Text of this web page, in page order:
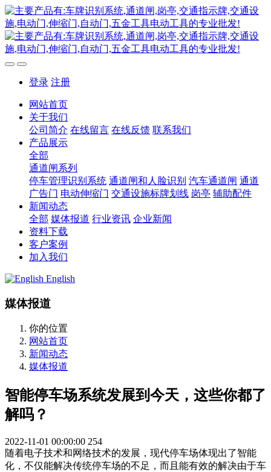
登录 注册
网站首页
关于我们
公司简介 在线留言 在线反馈 联系我们
产品展示
全部
通道闸系列
停车管理识别系统 通道闸和人脸识别 汽车通道闸 通道
广告门 电动伸缩门 交通设施标牌划线 岗亭 辅助配件
新闻动态
全部 媒体报道 行业资讯 企业新闻
资料下载
客户案例
加入我们
English
媒体报道
你的位置
网站首页
新闻动态
媒体报道
智能停车场系统发展到今天，这些你都了
解吗？
2022-11-01 00:00:00 254
随着电子技术和网络技术的发展，现代停车场体现出了智能
化，不仅能解决传统停车场的不足，而且能有效的解决由于车